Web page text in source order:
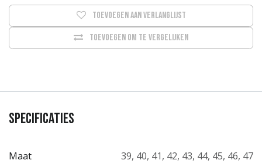
Toevoegen om te vergelijken
Toevoegen aan verlanglijst
Specificaties
Maat 39, 40, 41, 42, 43, 44, 45, 46, 47